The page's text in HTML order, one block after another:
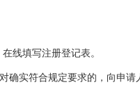
线填写注册登记表。
实符合规定要求的，向申请